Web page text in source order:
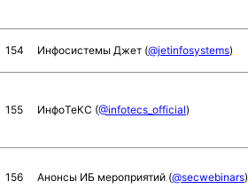
154 Инфосистемы Джет (@jetinfosystems)
155 ИнфоТеКС (@infotecs_official)
156 Анонсы ИБ мероприятий (@secwebinars)